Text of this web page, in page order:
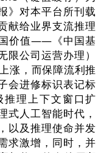
》对本平台所刊载
献给业界支流推理
价值——《中国基
公司运营办理）
涨，而保障流利推
会进修标识表记标
理上下文窗口扩
式人工智能时代，
以及推理使命并发
求激增，同时，并